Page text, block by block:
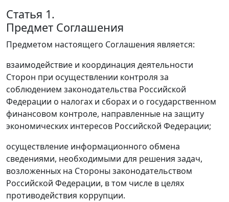
Статья 1.
Предмет Соглашения
Предметом настоящего Соглашения является:
взаимодействие и координация деятельности
Сторон при осуществлении контроля за
соблюдением законодательства Российской
Федерации о налогах и сборах и о государственном
финансовом контроле, направленные на защиту
экономических интересов Российской Федерации;
осуществление информационного обмена
сведениями, необходимыми для решения задач,
возложенных на Стороны законодательством
Российской Федерации, в том числе в целях
противодействия коррупции.